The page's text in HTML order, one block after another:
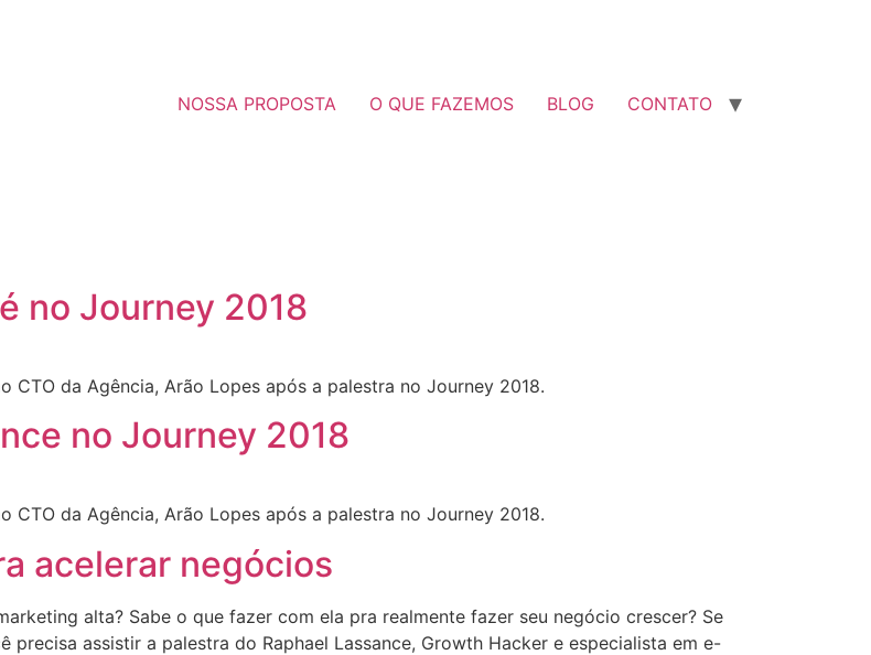
NOSSA PROPOSTA O QUE FAZEMOS BLOG CONTATO
no Journey 2018
CTO da Agência, Arão Lopes após a palestra no Journey 2018.
no Journey 2018
CTO da Agência, Arão Lopes após a palestra no Journey 2018.
acelerar negócios
alta? Sabe o que fazer com ela pra realmente fazer seu negócio crescer? Se
precisa assistir a palestra do Raphael Lassance, Growth Hacker e especialista em e-